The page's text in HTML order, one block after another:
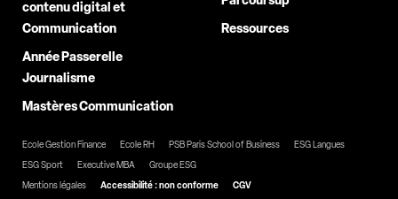
contenu digital et
Communication
Année Passerelle
Journalisme
Mastères Communication
Ressources
Ecole Gestion Finance Ecole RH PSB Paris School of Business
ESG Langues
ESG Sport
Executive MBA
Groupe ESG
Mentions légales
Accessibilité : non conforme CGV